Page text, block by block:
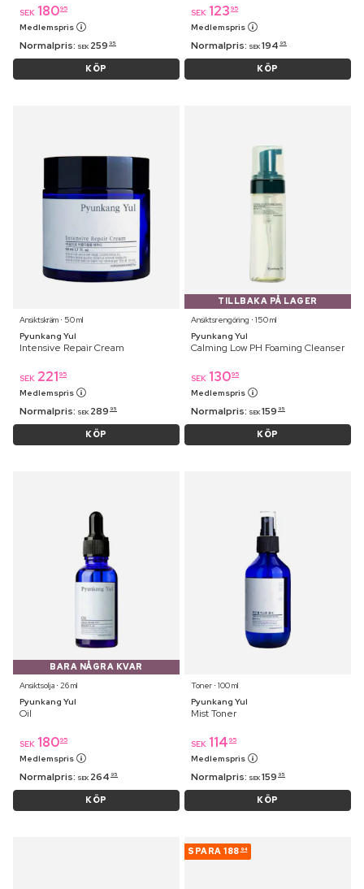
SEK 18095
Medlemspris
Normalpris: SEK 259 95
KÖP
SEK 123 95
Medlemspris
Normalpris: SEK 194 95
KÖP
Ansiktskräm ⋅ 50 ml
Pyunkang Yul
Intensive Repair Cream
SEK 221 95
Medlemspris
Normalpris: SEK 289 95
KÖP
TILLBAKA PÅ LAGER
Ansiktsrengöring ⋅ 150 ml
Pyunkang Yul
Calming Low PH Foaming Cleanser
SEK 13095
Medlemspris
Normalpris: SEK 159 95
KÖP
BARA NÅGRA KVAR
Ansiktsolja ⋅ 26 ml
Pyunkang Yul
Oil
SEK 18095
Medlemspris
Normalpris: SEK 264 95
KÖP
Toner ⋅ 100 ml
Pyunkang Yul
Mist Toner
SEK 114 95
Medlemspris
Normalpris: SEK 159 95
KÖP
SPARA 188 94